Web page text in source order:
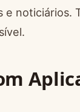
noticiários.